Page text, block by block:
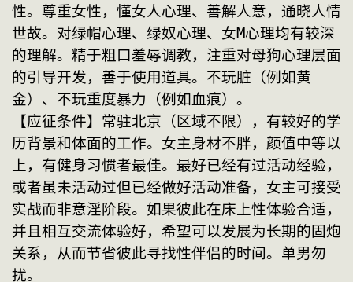
性。尊重女性，懂女人心理、善解人意，通晓人情
世故。对绿帽心理、绿奴心理、女M心理均有较深
的理解。精于粗口羞辱调教，注重对母狗心理层面
的引导开发，善于使用道具。不玩脏（例如黄
金）、不玩重度暴力（例如血痕）。
【应征条件】常驻北京（区域不限），有较好的学
历背景和体面的工作。女主身材不胖，颜值中等以
上，有健身习惯者最佳。最好已经有过活动经验，
或者虽未活动过但已经做好活动准备，女主可接受
实战而非意淫阶段。如果彼此在床上性体验合适，
并且相互交流体验好，希望可以发展为长期的固炮
关系，从而节省彼此寻找性伴侣的时间。单男勿
扰。